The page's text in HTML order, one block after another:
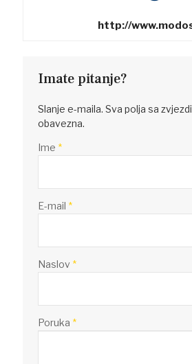
http://
Imate pitanje?
Slanje e-maila. Sva polja sa
obavezna.
Ime *
E-mail *
Naslov *
Poruka *